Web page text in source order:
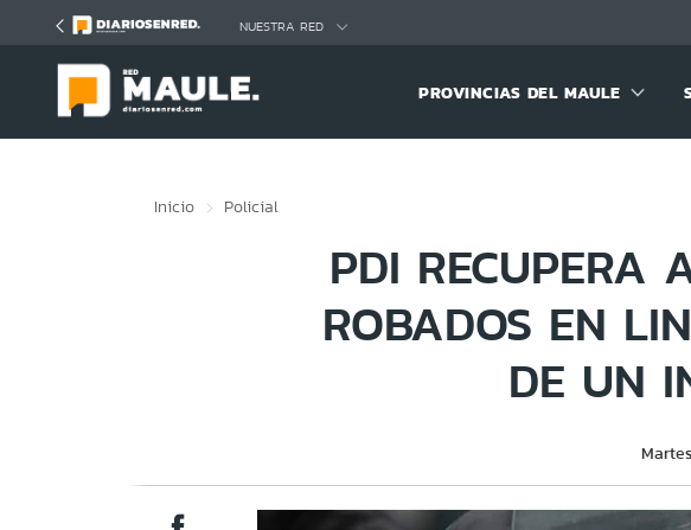
NUESTRA RED
PROVINCIAS DEL MAULE
Inicio Policial
PDI RECUPERA
ROBADOS EN
DE UN